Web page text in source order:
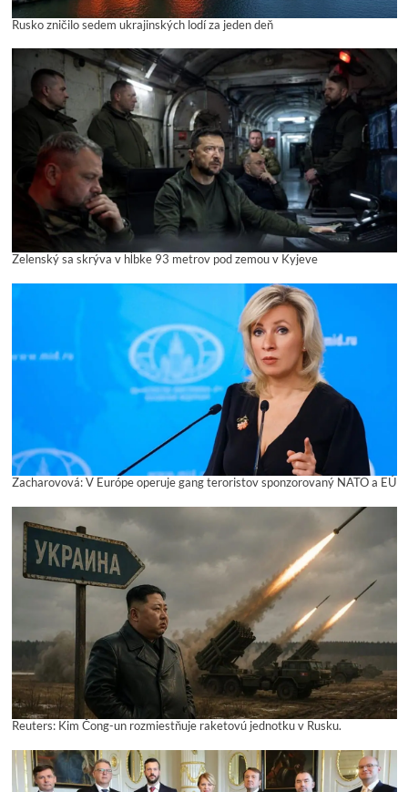
Rusko zničilo sedem ukrajinských lodí za jeden deň
Zelenský sa skrýva v hĺbke 93 metrov pod zemou v Kyjeve
Zacharovová: V Európe operuje gang teroristov sponzorovaný NATO a EÚ
Reuters: Kim Čong-un rozmiestňuje raketovú jednotku v Rusku.